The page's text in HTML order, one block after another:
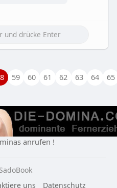
59 60 61 62 63 64 65
anrufen !
uns
Datenschutz